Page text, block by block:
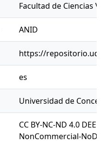
Facultad de Ciencias
ANID
https://
es
Universidad de
CC BY-NC-ND 4.0
NonCommercial-